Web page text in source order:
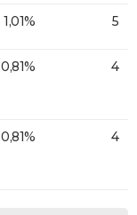
1,01% 5
0,81% 4
0,81% 4